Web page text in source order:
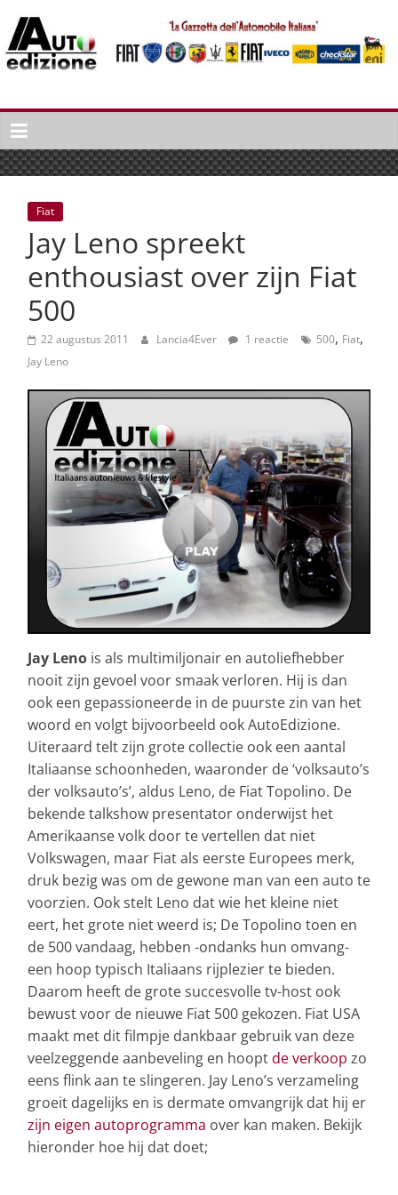
naar
inhoud
Auto
Edizione
La
Gazetta
dell'Automobile
Italiana
Italiaans
autonieuws
lifestyle
Fiat
Jay Leno spreekt
enthousiast over zijn Fiat
500
22 augustus 2011 Lancia4Ever 1 reactie 500, Fiat,
Jay Leno
Jay Leno is als multimiljonair en autoliefhebber
nooit zijn gevoel voor smaak verloren. Hij is dan
ook een gepassioneerde in de puurste zin van het
woord en volgt bijvoorbeeld ook AutoEdizione.
Uiteraard telt zijn grote collectie ook een aantal
Italiaanse schoonheden, waaronder de ‘volksauto’s
der volksauto’s’, aldus Leno, de Fiat Topolino. De
bekende talkshow presentator onderwijst het
Amerikaanse volk door te vertellen dat niet
Volkswagen, maar Fiat als eerste Europees merk,
druk bezig was om de gewone man van een auto te
voorzien. Ook stelt Leno dat wie het kleine niet
eert, het grote niet weerd is; De Topolino toen en
de 500 vandaag, hebben -ondanks hun omvang-
een hoop typisch Italiaans rijplezier te bieden.
Daarom heeft de grote succesvolle tv-host ook
bewust voor de nieuwe Fiat 500 gekozen. Fiat USA
maakt met dit filmpje dankbaar gebruik van deze
veelzeggende aanbeveling en hooptde verkoop zo
eens flink aan te slingeren. Jay Leno’s verzameling
groeit dagelijks en is dermate omvangrijk dat hij er
zijn eigen autoprogramma over kan maken. Bekijk
hieronder hoe hij dat doet;